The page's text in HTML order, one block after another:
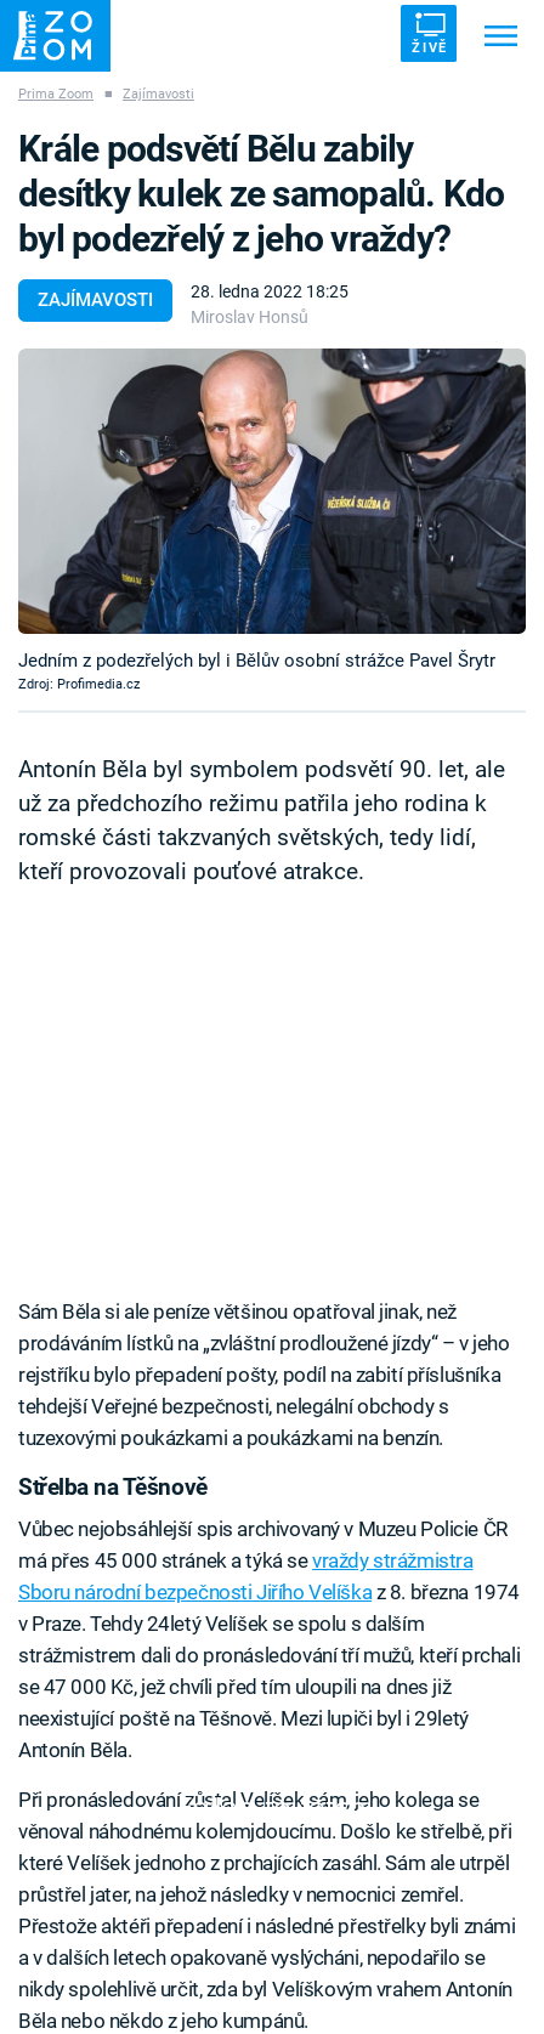
ŽIVĚ
ZÁHADY VETŘELCI DÁVNOVĚKU
Témata
Pořady
TV Program
Časopis
Sledujte prima+
Sledujte nás
Prima Zoom ■ Zajímavosti
ZAJÍMAVOSTI
28. ledna 2022 18:25
Miroslav Honsů
Krále podsvětí Bělu zabily
desítky kulek ze samopalů. Kdo
byl podezřelý z jeho vraždy?
Jedním z podezřelých byl i Bělův osobní strážce Pavel Šrytr
Zdroj: Profimedia.cz
Antonín Běla byl symbolem podsvětí 90. let, ale
už za předchozího režimu patřila jeho rodina k
romské části takzvaných světských, tedy lidí,
kteří provozovali pouťové atrakce.
Sám Běla si ale peníze většinou opatřoval jinak, než
prodáváním lístků na „zvláštní prodloužené jízdy“ – v jeho
rejstříku bylo přepadení pošty, podíl na zabití příslušníka
tehdejší Veřejné bezpečnosti, nelegální obchody s
tuzexovými poukázkami a poukázkami na benzín.
Střelba na Těšnově
Vůbec nejobsáhlejší spis archivovaný v Muzeu Policie ČR
má přes 45 000 stránek a týká sevraždy strážmistra
Sboru národní bezpečnosti Jiřího Velíška z 8. března 1974
v Praze. Tehdy 24letý Velíšek se spolu s dalším
strážmistrem dali do pronásledování tří mužů, kteří prchali
se 47 000 Kč, jež chvíli před tím uloupili na dnes již
neexistující poště na Těšnově. Mezi lupiči byl i 29letý
Antonín Běla.
Failed to fetch
Při pronásledování zůstal Velíšek sám, jeho kolega se
věnoval náhodnému kolemjdoucímu. Došlo ke střelbě, při
které Velíšek jednoho z prchajících zasáhl. Sám ale utrpěl
průstřel jater, na jehož následky v nemocnici zemřel.
Přestože aktéři přepadení i následné přestřelky byli známi
a v dalších letech opakovaně vyslýcháni, nepodařilo se
nikdy spolehlivě určit, zda byl Velíškovým vrahem Antonín
Běla nebo někdo z jeho kumpánů.